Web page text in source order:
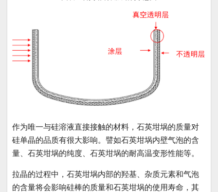
作为唯一与硅溶液直接接触的材料，石英坩埚的质量对
硅单晶的品质有很大影响。譬如石英坩埚内壁气泡的含
量、石英坩埚的纯度、石英坩埚的耐高温变形性能等。
拉晶的过程中，石英坩埚内部的羟基、杂质元素和气泡
的含量将会影响硅棒的质量和石英坩埚的使用寿命，其